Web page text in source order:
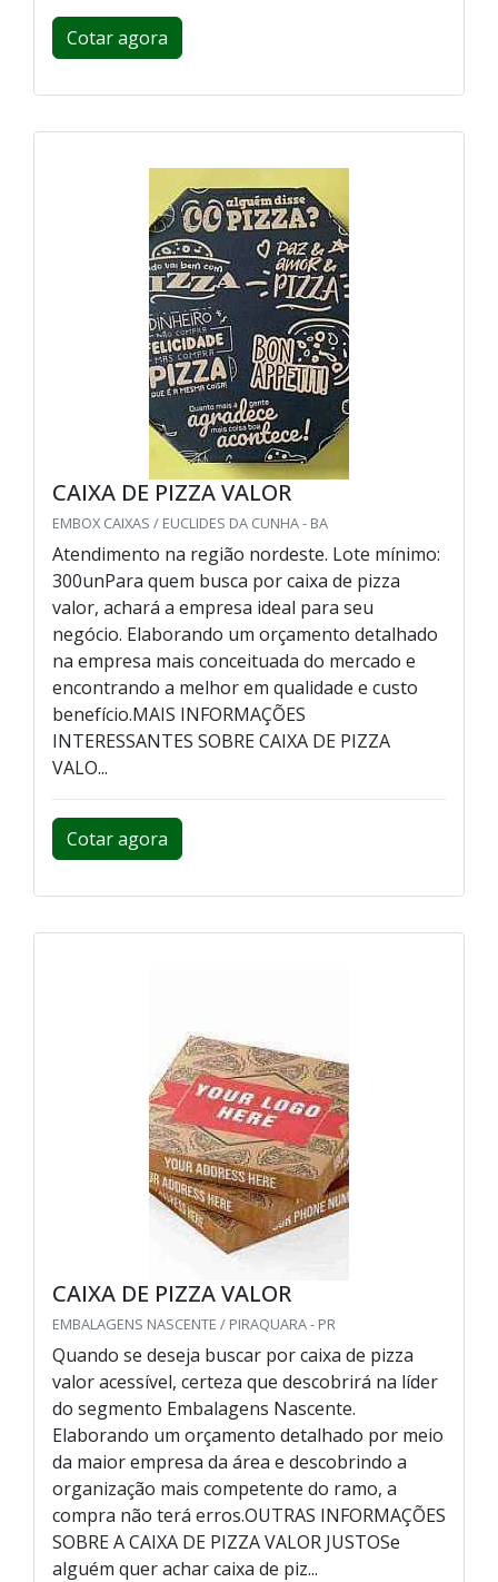
Cotar agora
CAIXA DE PIZZA VALOR
EMBOX CAIXAS / EUCLIDES DA CUNHA - BA
Atendimento na região nordeste. Lote mínimo:
300unPara quem busca por caixa de pizza
valor, achará a empresa ideal para seu
negócio. Elaborando um orçamento detalhado
na empresa mais conceituada do mercado e
encontrando a melhor em qualidade e custo
benefício.MAIS INFORMAÇÕES
INTERESSANTES SOBRE CAIXA DE PIZZA
VALO...
Cotar agora
CAIXA DE PIZZA VALOR
EMBALAGENS NASCENTE / PIRAQUARA - PR
Quando se deseja buscar por caixa de pizza
valor acessível, certeza que descobrirá na líder
do segmento Embalagens Nascente.
Elaborando um orçamento detalhado por meio
da maior empresa da área e descobrindo a
organização mais competente do ramo, a
compra não terá erros.OUTRAS INFORMAÇÕES
SOBRE A CAIXA DE PIZZA VALOR JUSTOSe
alguém quer achar caixa de piz...